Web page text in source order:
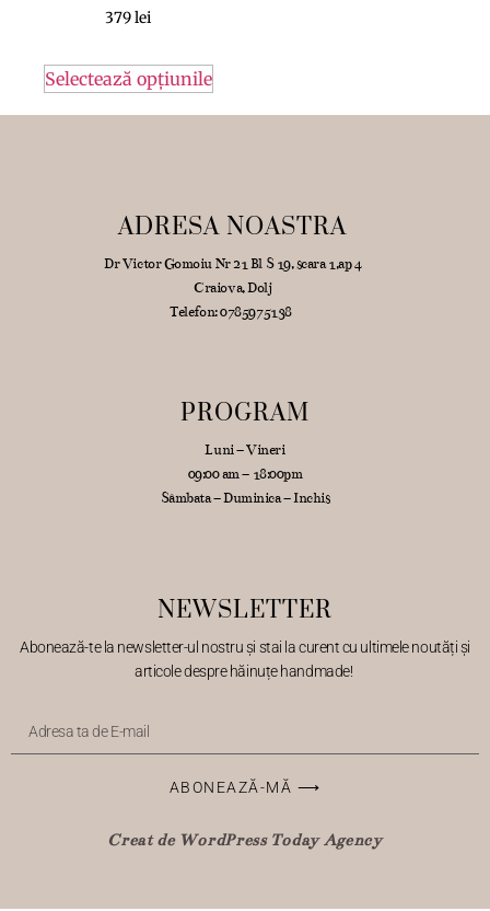
379lei
Selectează opțiunile
ADRESA NOASTRA
Dr Victor Gomoiu Nr 21 Bl S 19, scara 1,ap 4
Craiova, Dolj
Telefon: 0785975138
PROGRAM
Luni – Vineri
09:00 am – 18:00pm
Sâmbăta – Duminica – Inchis
NEWSLETTER
Abonează-te la newsletter-ul nostruși stai lacurent cu ultimelenoutățiși
articole desprehăinuțehandmade!
ABONEAZĂ-MĂ ⟶
Creat de WordPress Today Agency